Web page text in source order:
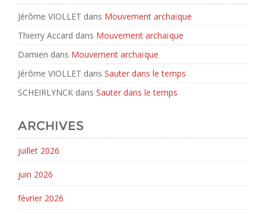
Jérôme VIOLLET dans Mouvement archaïque
Thierry Accard dans Mouvement archaïque
Damien dans Mouvement archaïque
Jérôme VIOLLET dans Sauter dans le temps
SCHEIRLYNCK dans Sauter dans le temps
ARCHIVES
juillet 2026
juin 2026
février 2026